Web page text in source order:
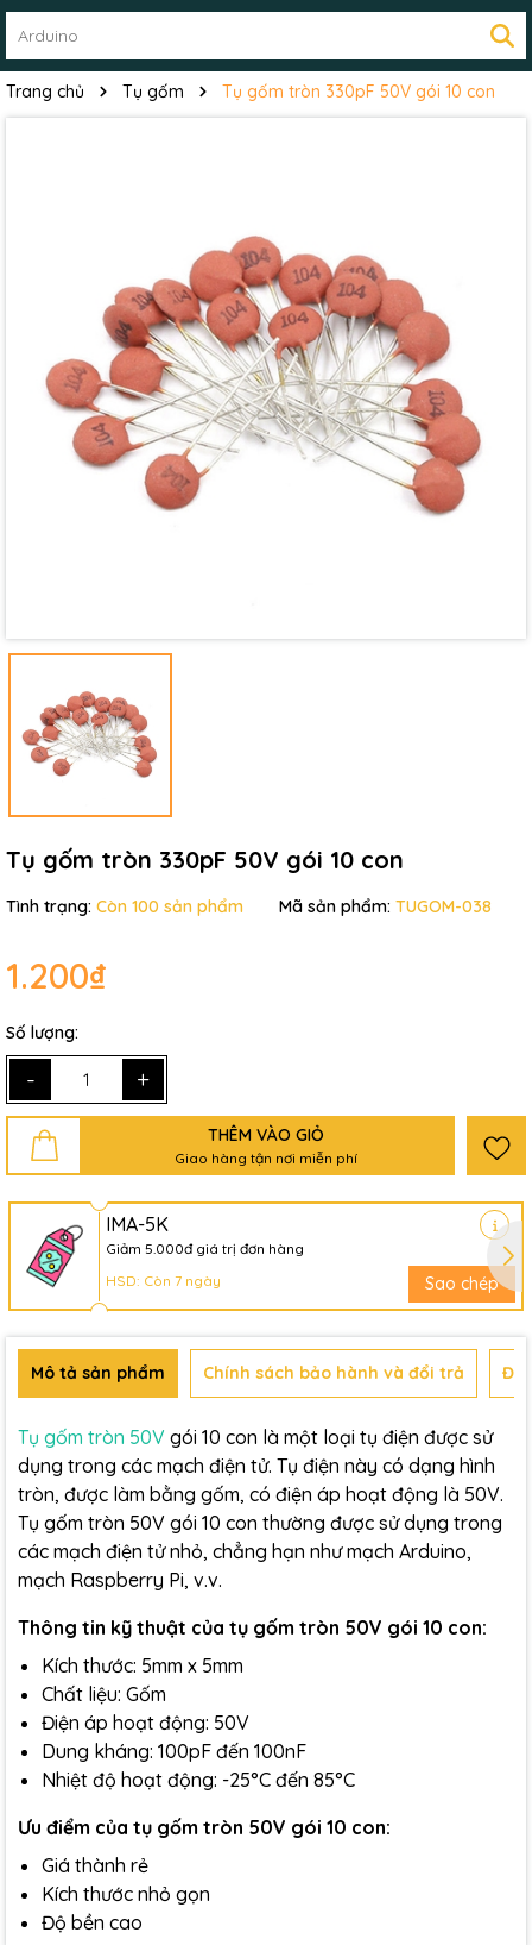
Trang chủ Tụ gốm Tụ gốm tròn 330pF 50V gói 10 con
Tụ gốm tròn 330pF 50V gói 10 con
Tình trạng: Còn 100 sản phẩm Mã sản phẩm: TUGOM-038
1.200₫
Số lượng:
- +
THÊM VÀO GIỎ
Giao hàng tận nơi miễn phí
IMA-5K
Giảm 5.000đ giá trị đơn hàng
HSD: Còn 7 ngày
Sao chép
Mã giảm giá:
Mô tả sản phẩm Chính sách bảo hành và đổi trả
Tụ gốm tròn 50V gói 10 con là một loại tụ điện được sử
dụng trong các mạch điện tử. Tụ điện này có dạng hình
tròn, được làm bằng gốm, có điện áp hoạt động là 50V.
Tụ gốm tròn 50V gói 10 con thường được sử dụng trong
các mạch điện tử nhỏ, chẳng hạn như mạch Arduino,
mạch Raspberry Pi, v.v.
Thông tin kỹ thuật của tụ gốm tròn 50V gói 10 con:
Kích thước: 5mm x 5mm
Chất liệu: Gốm
Điện áp hoạt động: 50V
Dung kháng: 100pF đến 100nF
Nhiệt độ hoạt động: -25°C đến 85°C
Ưu điểm của tụ gốm tròn 50V gói 10 con:
Giá thành rẻ
Kích thước nhỏ gọn
Độ bền cao